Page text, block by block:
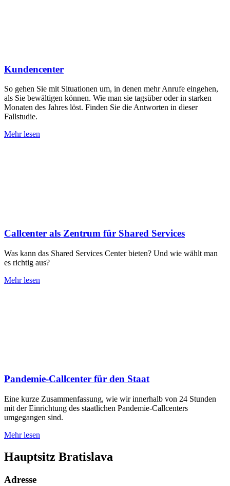
Kundencenter
So gehen Sie mit Situationen um, in denen mehr Anrufe eingehen,
als Sie bewältigen können. Wie man sie tagsüber oder in starken
Monaten des Jahres löst. Finden Sie die Antworten in dieser
Fallstudie.
Mehr lesen
Callcenter als Zentrum für Shared Services
Was kann das Shared Services Center bieten? Und wie wählt man
es richtig aus?
Mehr lesen
Pandemie-Callcenter für den Staat
Eine kurze Zusammenfassung, wie wir innerhalb von 24 Stunden
mit der Einrichtung des staatlichen Pandemie-Callcenters
umgegangen sind.
Mehr lesen
Hauptsitz Bratislava
Adresse